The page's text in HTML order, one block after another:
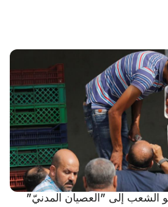
الشعب إلى "العصيان المدنيّ"